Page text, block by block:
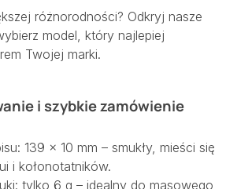
różnorodności? Odkryj nasze
model, który najlepiej
Twojej marki.
i szybkie zamówienie
139 × 10 mm – smukły, mieści się
i kołonotatników.
tylko 6 g – idealny do masowego